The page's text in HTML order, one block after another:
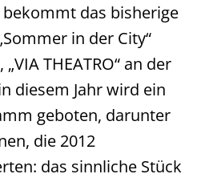
bekommt das bisherige
in der City“
THEATRO“ an der
diesem Jahr wird ein
geboten, darunter
die 2012
das sinnliche Stück